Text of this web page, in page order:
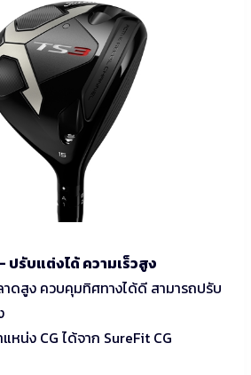
ปรับแต่งได้ ความเร็วสูง
ดสูง ควบคุมทิศทางได้ดี สามารถปรับ
หน่ง CG ได้จาก SureFit CG